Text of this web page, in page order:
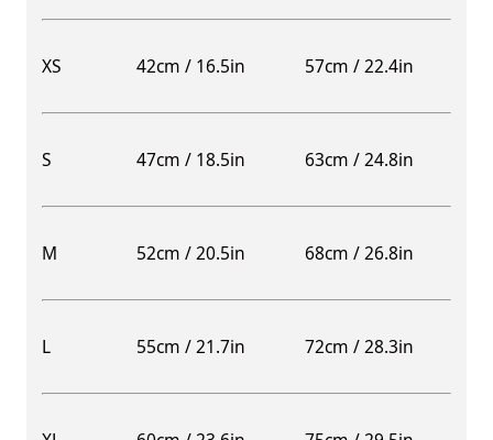
XS 42cm / 16.5in 57cm / 22.4in
S 47cm / 18.5in 63cm / 24.8in
M 52cm / 20.5in 68cm / 26.8in
L 55cm / 21.7in 72cm / 28.3in
種のデザインを楽しむことができます。前からも
す。
A面B面のデザイン変化を楽しんでお客様にアピ
るもよしです！
自由入力(60x180以内)
お好みのサイズで縦幕・横幕の作成が可能です。
長辺が180cm以内、短辺が60cm以内であれば自
あんな場所こんな場所お好みのサイズでお好みの
幕の製作をお楽しみください
けて疑似的にのれんのような幕をつくります。お